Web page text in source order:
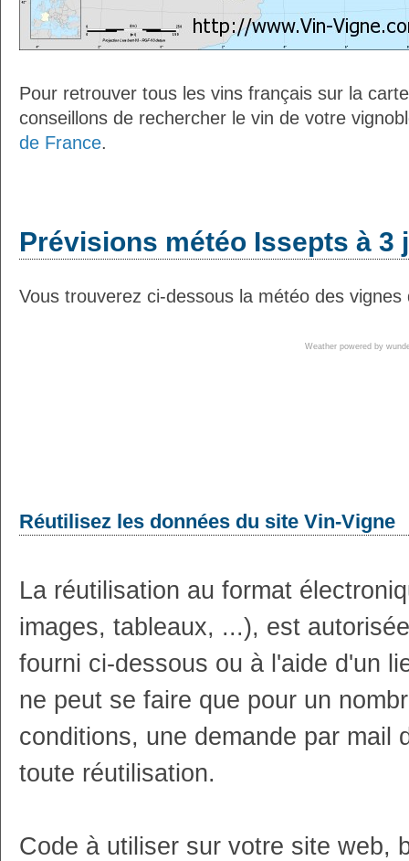
Pour retrouver tous les vins français sur la
conseillons de rechercher le vin de votre
de France.
Prévisions météo Issepts à 3
Vous trouverez ci-dessous la météo des
Weather powered by
Réutilisez les données du site Vin-Vigne
La réutilisation au format
images, tableaux, ...), est
fourni ci-dessous ou à l'aide d'un
ne peut se faire que pour un
conditions, une demande par mail
toute réutilisation.
Code à utiliser sur votre site web,